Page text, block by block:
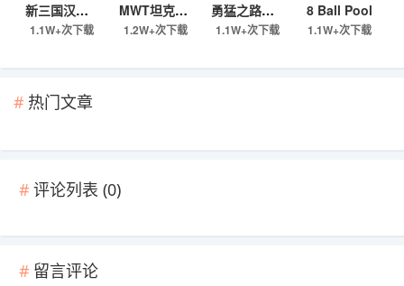
新三国汉室复兴
1.1W+次下载
MWT坦克大战手游
1.2W+次下载
勇猛之路：二战（国际服）
1.1W+次下载
8 Ball Pool
1.1W+次下载
热门文章
评论列表 (0)
留言评论